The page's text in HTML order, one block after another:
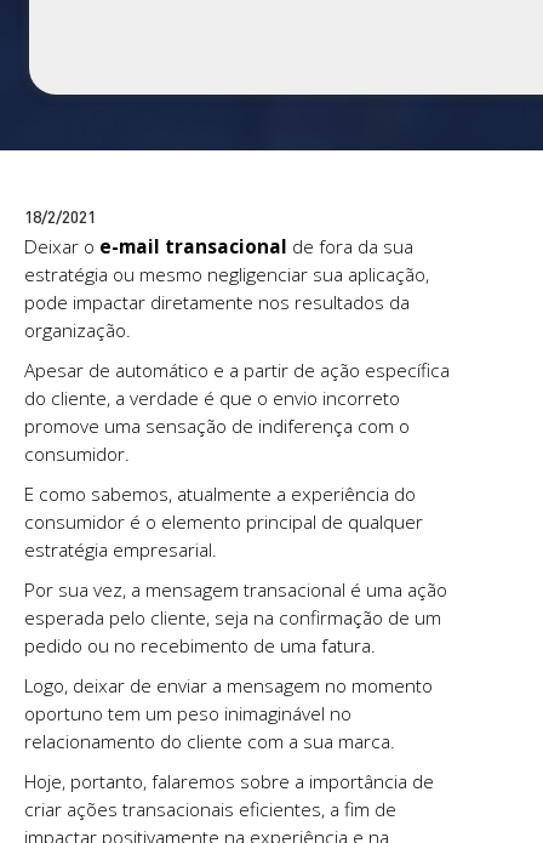
18/2/2021
Deixar o e-mail transacional de fora da sua
estratégia ou mesmo negligenciar sua aplicação,
pode impactar diretamente nos resultados da
organização.
Apesar de automático e a partir de ação específica
do cliente, a verdade é que o envio incorreto
promove uma sensação de indiferença com o
consumidor.
E como sabemos, atualmente a experiência do
consumidor é o elemento principal de qualquer
estratégia empresarial.
Por sua vez, a mensagem transacional é uma ação
esperada pelo cliente, seja na confirmação de um
pedido ou no recebimento de uma fatura.
Logo, deixar de enviar a mensagem no momento
oportuno tem um peso inimaginável no
relacionamento do cliente com a sua marca.
Hoje, portanto, falaremos sobre a importância de
criar ações transacionais eficientes, a fim de
impactar positivamente na experiência e na